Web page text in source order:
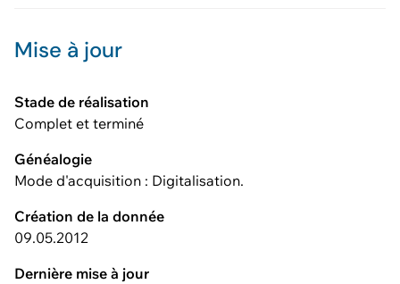
Mise à jour
Stade de réalisation
Complet et terminé
Généalogie
Mode d'acquisition : Digitalisation.
Création de la donnée
09.05.2012
Dernière mise à jour